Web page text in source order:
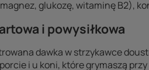
glukozę, witaminę B2),
i powysiłkowa
dawka w strzykawce
i u koni, które grymaszą